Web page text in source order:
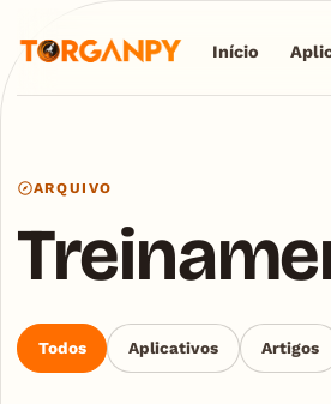
Início
ARQUIVO
Todos Aplicativos Artigos